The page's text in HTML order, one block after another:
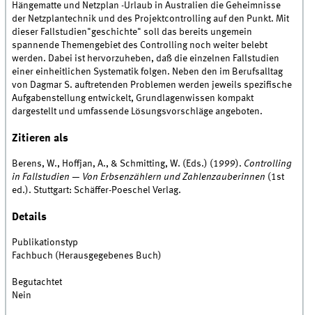
Hängematte und Netzplan -Urlaub in Australien die Geheimnisse
der Netzplantechnik und des Projektcontrolling auf den Punkt. Mit
dieser Fallstudien"geschichte" soll das bereits ungemein
spannende Themengebiet des Controlling noch weiter belebt
werden. Dabei ist hervorzuheben, daß die einzelnen Fallstudien
einer einheitlichen Systematik folgen. Neben den im Berufsalltag
von Dagmar S. auftretenden Problemen werden jeweils spezifische
Aufgabenstellung entwickelt, Grundlagenwissen kompakt
dargestellt und umfassende Lösungsvorschläge angeboten.
Zitieren als
Berens, W., Hoffjan, A., & Schmitting, W. (Eds.) (1999). Controlling
in Fallstudien — Von Erbsenzählern und Zahlenzauberinnen (1st
ed.). Stuttgart: Schäffer-Poeschel Verlag.
Details
Publikationstyp
Fachbuch (Herausgegebenes Buch)
Begutachtet
Nein